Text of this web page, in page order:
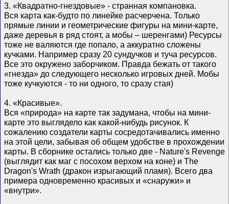
3. «Квадратно-гнездовые» - странная компановка.
Вся карта как-будто по линейке расчерчена. Только
прямые линии и геометрические фигуры на мини-карте,
даже деревья в ряд стоят, а мобы – шеренгами) Ресурсы
тоже не валяются где попало, а аккуратно сложены
кучками. Например сразу 20 сундучков и туча ресурсов.
Все это окружено заборчиком. Правда бежать от такого
«гнезда» до следующего несколько игровых дней. Мобы
тоже кучкуются - то ни одного, то сразу стая)
4. «Красивые».
Вся «природа» на карте так задумана, чтобы на мини-
карте это выглядело как какой-нибудь рисунок. К
сожалению создатели карты сосредотачивались именно
на этой цели, забывая об общем удобстве в прохождении
карты. В сборнике остались только две - Nature's Revenge
(выглядит как маг с посохом верхом на коне) и The
Dragon's Wrath (дракон изрыгающий пламя). Всего два
примера одновременно красивых и «снаружи» и
«внутри».